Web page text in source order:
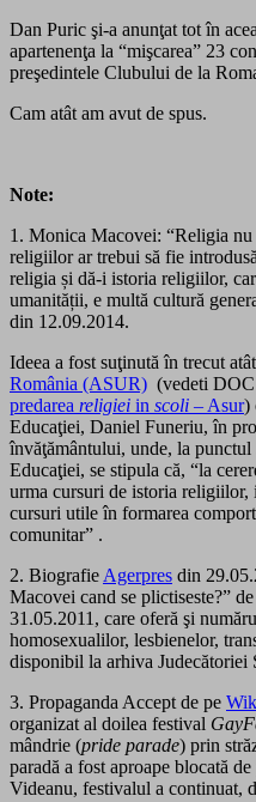
Dan Puric şi-a anunţat tot în
apartenenţa la “mişcarea” 23
preşedintele Clubului de la
Cam atât am avut de spus.
Note:
1. Monica Macovei: “Religia
religiilor ar trebui să fie
religia și dă-i istoria religiilor,
umanității, e multă cultură
din 12.09.2014.
Ideea a fost suţinută în trecut
România (ASUR) (vedeti
predarea religiei in scoli – Asur)
Educaţiei, Daniel Funeriu, în
învăţământului, unde, la
Educaţiei, se stipula că, “la
urma cursuri de istoria
cursuri utile în formarea
comunitar” .
2. Biografie Agerpres din
Macovei cand se plictiseste?”
31.05.2011, care oferă şi
homosexualilor, lesbienelor,
disponibil la arhiva Judecătoriei
3. Propaganda Accept de pe
organizat al doilea festival
mândrie (pride parade) prin
paradă a fost aproape blocată
Videanu, festivalul a continuat,